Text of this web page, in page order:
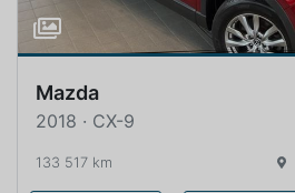
Mazda
2018 · CX-9
133 517 km